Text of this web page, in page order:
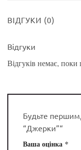
ВІДГУКИ (0)
Відгуки
Відгуків немає, поки
Будьте
“Джерки”“
Ваша оцінка *